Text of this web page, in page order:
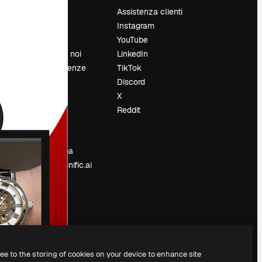
Lavora con noi
Cerca tendenze
Vendi i tuoi
contenuti
Sala stampa
Cerchi magnific.ai
Assistenza clienti
Instagram
YouTube
LinkedIn
TikTok
Discord
X
Reddit
to the storing of cookies on your device to enhance site